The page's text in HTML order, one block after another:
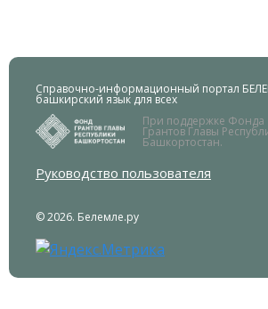
Справочно-информационный портал
башкирский язык для всех
При поддержке Фонда
Грантов Главы
Башкортостан.
Руководство пользователя
© 2026. Белемле.ру